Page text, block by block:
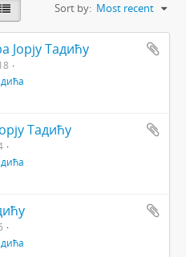
Sort by: Most recent
Тадићу
Тадићу